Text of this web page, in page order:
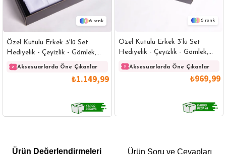
6
Özel Kutulu Erkek 3'lü Set
Hediyelik - Çeyizlik - Gömlek,
Parfüm Ve Kemer Seti
Aksesuarlarda Öne Çıkanlar
₺1.149,99
6
Özel Kutulu Erkek 3'lü Set
Hediyelik - Çeyizlik - Gömlek,
Parfüm Ve Kemer Seti
Aksesuarlarda Öne Çıkanlar
₺969,99
POLO YAKA T-SHIRT KEMER BOXER
Ürün Değerlendirmeleri Ürün Soru ve Cevapları